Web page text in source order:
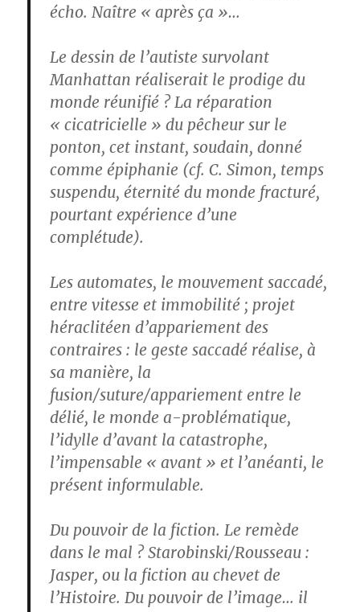
écho. Naître « après ça »…
Le dessin de l’autiste survolant
Manhattan réaliserait le prodige du
monde réunifié ? La réparation
« cicatricielle » du pêcheur sur le
ponton, cet instant, soudain, donné
comme épiphanie (cf. C. Simon, temps
suspendu, éternité du monde fracturé,
pourtant expérience d’une
complétude).
Les automates, le mouvement saccadé,
entre vitesse et immobilité ; projet
héraclitéen d’appariement des
contraires : le geste saccadé réalise, à
sa manière, la
fusion/suture/appariement entre le
délié, le monde a-problématique,
l’idylle d’avant la catastrophe,
l’impensable « avant » et l’anéanti, le
présent informulable.
Du pouvoir de la fiction. Le remède
dans le mal ? Starobinski/Rousseau :
Jasper, ou la fiction au chevet de
l’Histoire. Du pouvoir de l’image… il